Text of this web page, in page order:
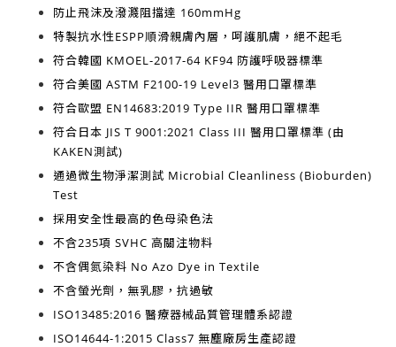
防止飛沫及潑濺阻擋達 160mmHg
特製抗水性ESPP順滑親膚內層 ，呵護肌膚 ，絕不起毛
符合韓國 KMOEL-2017-64 KF94 防護呼吸器標準
符合美國 ASTM F2100-19 Level3 醫用口罩標準
符合歐盟 EN14683:2019 Type IIR 醫用口罩標準
符合日本 JIS T 9001:2021 Class III 醫用口罩標準 (由
KAKEN測試)
通過微生物淨潔測試 Microbial Cleanliness (Bioburden)
Test
採用安全性最高的色母染色法
不含235項 SVHC 高關注物料
不含偶氮染料 No Azo Dye in Textile
不含螢光劑，無乳膠，抗過敏
ISO13485:2016 醫療器械品質管理體系認證
ISO14644-1:2015 Class7 無塵廠房生產認證